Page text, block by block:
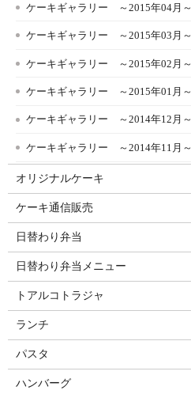
ケーキギャラリー ～2015年04月～
ケーキギャラリー ～2015年03月～
ケーキギャラリー ～2015年02月～
ケーキギャラリー ～2015年01月～
ケーキギャラリー ～2014年12月～
ケーキギャラリー ～2014年11月～
オリジナルケーキ
ケーキ通信販売
日替わり弁当
日替わり弁当メニュー
トアルコトラジャ
ランチ
パスタ
ハンバーグ